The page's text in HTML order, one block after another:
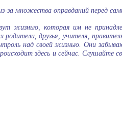
за множества оправданий перед
жизнью, которая им не
друзья, учителя,
над своей жизнью. Они
здесь и сейчас. Слушайте